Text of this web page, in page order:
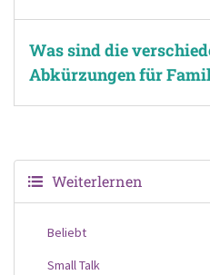
Was sind die
Abkürzungen für
Weiterlernen
Beliebt
Small Talk